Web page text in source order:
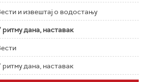
и извештај о водостању
дана, наставак
дана, наставак